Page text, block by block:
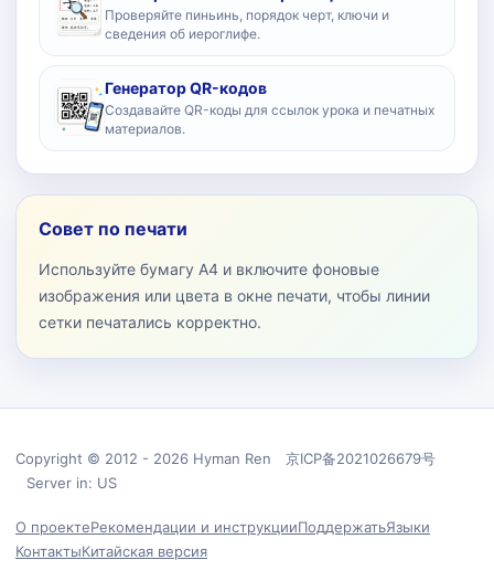
Проверяйте пиньинь, порядок черт, ключи и
сведения об иероглифе.
Генератор QR-кодов
Создавайте QR-коды для ссылок урока и печатных
материалов.
Совет по печати
Используйте бумагу A4 и включите фоновые
изображения или цвета в окне печати, чтобы линии
сетки печатались корректно.
Copyright © 2012 - 2026 Hyman Ren 京ICP备2021026679号
Server in: US
О проектеРекомендации и инструкцииПоддержатьЯзыки
КонтактыКитайская версия